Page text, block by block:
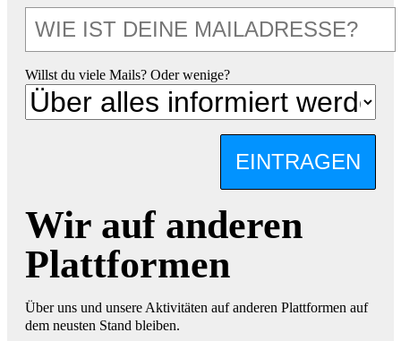
Willst du viele Mails? Oder wenige?
EINTRAGEN
Wir auf anderen
Plattformen
Über uns und unsere Aktivitäten auf anderen Plattformen auf
dem neusten Stand bleiben.